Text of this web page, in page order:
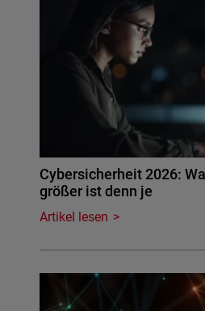
Cybersicherheit 2026:
größer ist denn je
Artikel lesen